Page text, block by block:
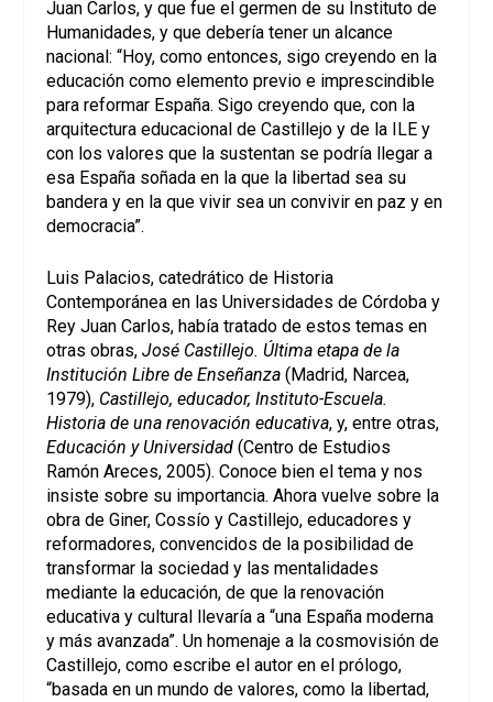
Juan Carlos, y que fue el germen de su Instituto de
Humanidades, y que debería tener un alcance
nacional: “Hoy, como entonces, sigo creyendo en la
educación como elemento previo e imprescindible
para reformar España. Sigo creyendo que, con la
arquitectura educacional de Castillejo y de la ILE y
con los valores que la sustentan se podría llegar a
esa España soñada en la que la libertad sea su
bandera y en la que vivir sea un convivir en paz y en
democracia”.
Luis Palacios, catedrático de Historia
Contemporánea en las Universidades de Córdoba y
Rey Juan Carlos, había tratado de estos temas en
otras obras,José Castillejo. Última etapa de la
Institución Libre de Enseñanza (Madrid, Narcea,
1979), Castillejo, educador, Instituto-Escuela.
Historia de una renovación educativa, y, entre otras,
Educación y Universidad (Centro de Estudios
Ramón Areces, 2005). Conoce bien el tema y nos
insiste sobre su importancia. Ahora vuelve sobre la
obra de Giner, Cossío y Castillejo, educadores y
reformadores, convencidos de la posibilidad de
transformar la sociedad y las mentalidades
mediante la educación, de que la renovación
educativa y cultural llevaría a “una España moderna
y más avanzada”. Un homenaje a la cosmovisión de
Castillejo, como escribe el autor en el prólogo,
“basada en un mundo de valores, como la libertad,